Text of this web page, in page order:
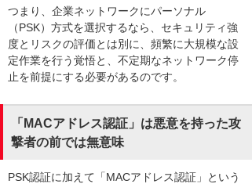
つまり、企業ネットワークにパーソナル
（PSK）方式を選択するなら、セキュリティ強
度とリスクの評価とは別に、頻繁に大規模な設
定作業を行う覚悟と、不定期なネットワーク停
止を前提にする必要があるのです。
「MACアドレス認証」は悪意を持った攻
撃者の前では無意味
PSK認証に加えて「MACアドレス認証」という